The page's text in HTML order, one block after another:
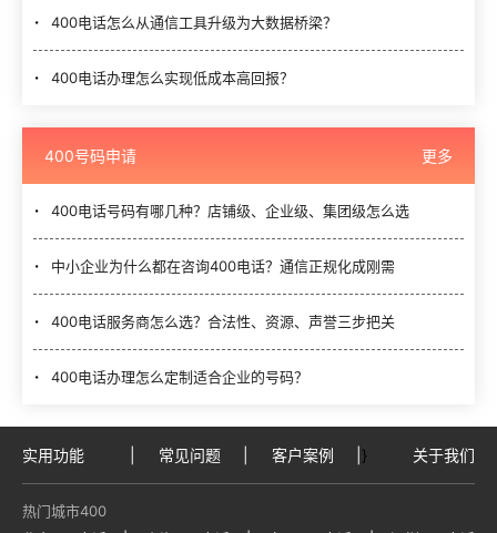
400电话怎么从通信工具升级为大数据桥梁？
400电话办理怎么实现低成本高回报？
400号码申请 更多
400电话号码有哪几种？店铺级、企业级、集团级怎么选
中小企业为什么都在咨询400电话？通信正规化成刚需
400电话服务商怎么选？合法性、资源、声誉三步把关
400电话办理怎么定制适合企业的号码？
实用功能 常见问题 客户案例 } 关于我们
热门城市400